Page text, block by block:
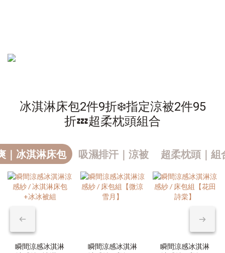
冰淇淋床包2件9折❄️指定涼被2件95
折💤超柔枕頭組合
｜冰淇淋床包 吸濕排汗｜涼被 超柔枕頭｜組
瞬間涼感冰淇淋
瞬間涼感冰淇淋
瞬間涼感冰淇淋